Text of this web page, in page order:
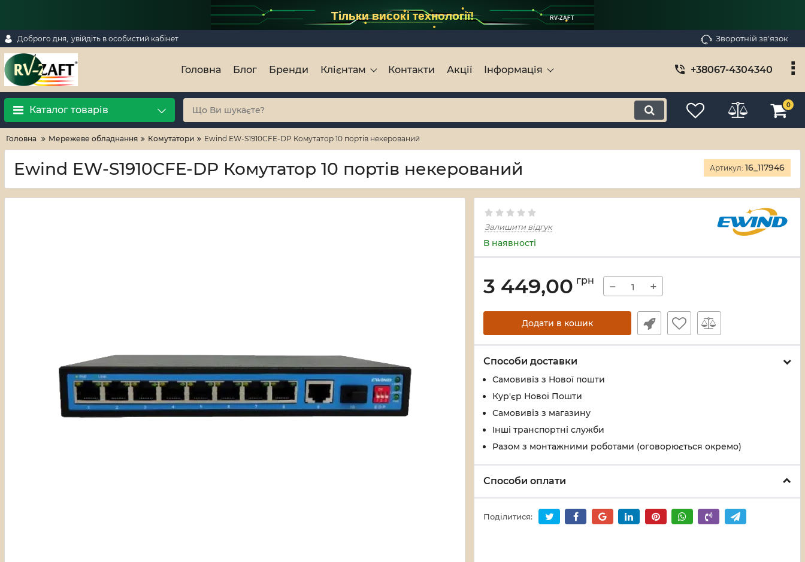
Тільки високі технології! RV-ZAFT
Доброго дня, увійдіть в особистий кабінет Зворотній зв'язок
Головна Блог Бренди Клієнтам Контакти Акції Інформація +38067-4304340
Каталог товарів 0
Головна Мережеве обладнання Комутатори Ewind EW-S1910CFE-DP Комутатор 10 портів некерований
Ewind EW-S1910CFE-DP Комутатор 10 портів некерований Артикул: 16_117946
Залишити відгук
В наявності
3 449,00 грн − +
Додати в кошик
Способи доставки
Самовивіз з Нової пошти
Кур'єр Нової Пошти
Самовивіз з магазину
Інші транспортні служби
Разом з монтажними роботами (оговорюється окремо)
Способи оплати
Поділитися: